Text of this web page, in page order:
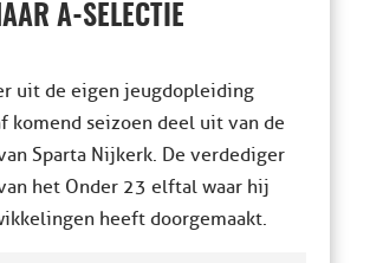
A-SELECTIE
uit de eigen jeugdopleiding
komend seizoen deel uit van de
Sparta Nijkerk. De verdediger
het Onder 23 elftal waar hij
heeft doorgemaakt.